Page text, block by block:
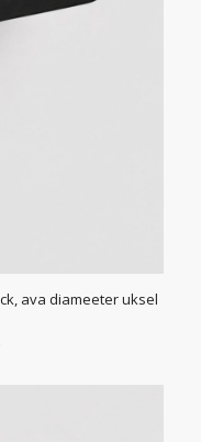
ava diameeter uksel